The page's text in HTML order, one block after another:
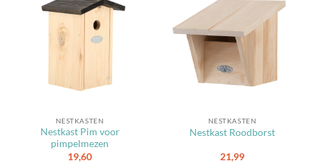
Toevoegen
NESTKASTEN
Nestkast Pim voor
pimpelmezen
19,60
Toevoegen
favorieten
NESTKASTEN
Nestkast Roodborst
21,99